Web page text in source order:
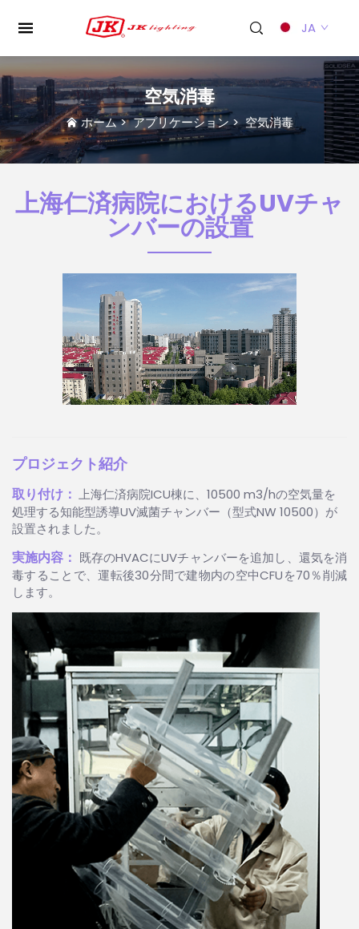
JA
空気消毒
ホーム>アプリケーション>空気消毒
上海仁済病院におけるUVチャ
ンバーの設置
プロジェクト紹介
取り付け： 上海仁済病院ICU棟に、10500 m3/hの空気量を
処理する知能型誘導UV滅菌チャンバー（型式NW 10500）が
設置されました。
実施内容： 既存のHVACにUVチャンバーを追加し、還気を消
毒することで、運転後30分間で建物内の空中CFUを70％削減
します。